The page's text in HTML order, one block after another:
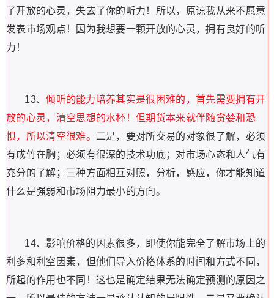
了开放的心灵，失去了你的听力！所以，原谅我从来不愿意
发表市场观点！因为我想要一颗开放的心灵，拥有良好的听
力！
13、倾听的能力培养其实是很困难的，首先需要拥有开
放的心灵，清空思想的水杯！但期货本来就伴随贪婪和恐
惧，所以清空很难。 二是，要对所交易的对象很了解，必须
有成竹在胸；必须有很深的技术功底；对市场心态和人气有
充分的了解；三种方面相互对照，分析，感应，你才能知道
什么是强弱和市场阻力最小的方向。
14、影响价格的因素很多，即使你能完全了解市场上的
利多和利空因素，但他们导入价格体系的时间和方式不同，
所起的作用也不同！这也是确定结果无法确定预测的原因之